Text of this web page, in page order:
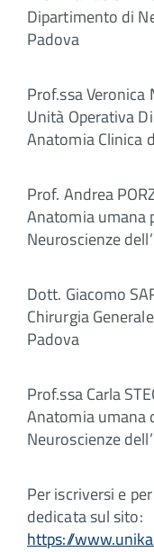
Dipartimento di
Padova
Prof.ssa Veronica
Unità Operativa
Anatomia Clinica
Prof. Andrea
Anatomia umana
Neuroscienze
Dott. Giacomo
Chirurgia
Padova
Prof.ssa Carla
Anatomia umana
Neuroscienze
Per iscriversi e
dedicata sul sito:
https://